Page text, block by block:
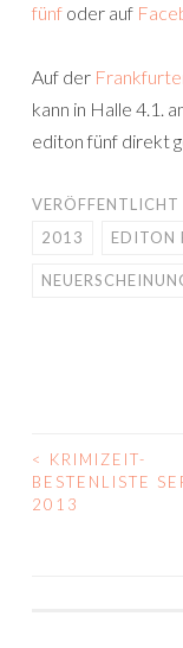
fünf oder auf
Auf der
kann in Halle 4.1.
editon fünf direkt
VERÖFFENTLICHT
2013
EDITON
<
KRIMIZEIT-
BESTENLISTE
2013